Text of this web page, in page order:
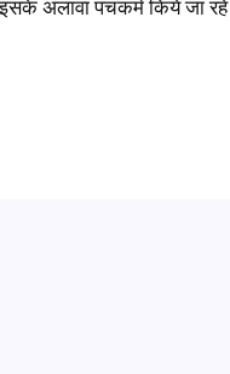
अलावा पंचकर्म किये जा